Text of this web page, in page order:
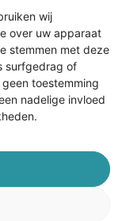
wij
over uw apparaat
stemmen met deze
surfgedrag of
toestemming
nadelige invloed